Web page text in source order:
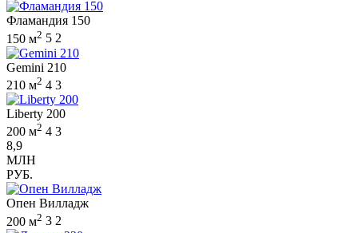
Фламандия 150
150 м2 5 2
Gemini 210
210 м2 4 3
Liberty 200
200 м2 4 3
8,9
МЛН
РУБ.
Опен Вилладж
200 м2 3 2